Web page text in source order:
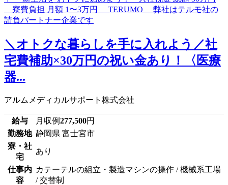
＼オトクな暮らしを手に入れよう／社
宅費補助×30万円の祝い金あり！〈医療
器...
アルムメディカルサポート株式会社
給与 月収例277,500円
勤務地 静岡県 富士宮市
寮・社
宅
あり
仕事内
容
カテーテルの組立・製造マシンの操作 / 機械系工場
/ 交替制